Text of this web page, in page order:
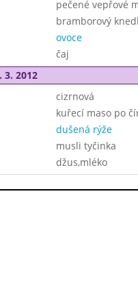
pečené vepřové
bramborový
ovoce
čaj
3. 2012
cizrnová
kuřecí maso po
dušená rýže
musli tyčinka
džus,mléko